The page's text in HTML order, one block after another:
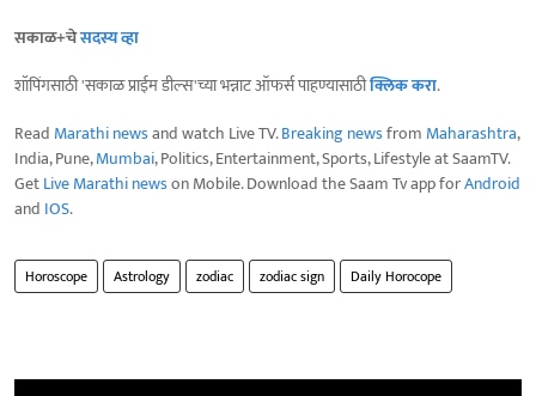
सकाळ+चेसदस्य व्हा
शॉपिंगसाठी 'सकाळ प्राईम डील्स'च्या भन्नाट ऑफर्स पाहण्यासाठीक्लिक करा.
Read Marathi newsand watch Live TV.Breaking newsfrom Maharashtra,
India, Pune,Mumbai, Politics, Entertainment, Sports, Lifestyle at SaamTV.
GetLive Marathi newson Mobile. Download the Saam Tv app forAndroid
and IOS.
Horoscope Astrology zodiac zodiac sign Daily Horocope